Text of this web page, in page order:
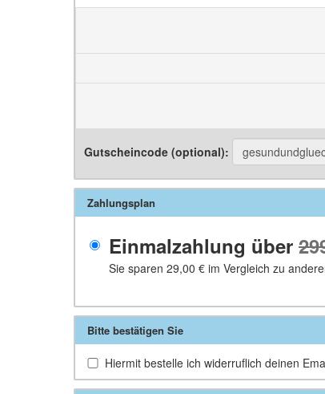
Gutscheincode (optional):
Zahlungsplan
Einmalzahlung über
Sie sparen 29,00 € im Vergleich zu
Bitte bestätigen Sie
Hiermit bestelle ich widerruflich deinen